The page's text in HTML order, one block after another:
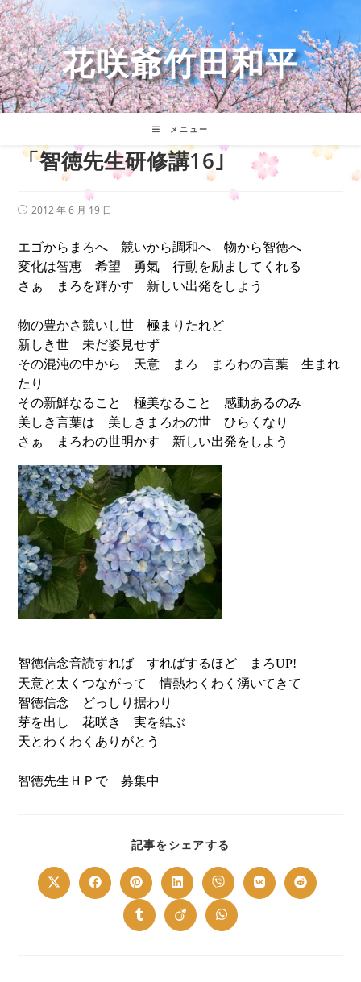
コ
ン
テ
ン
ツ
へ
ス
花咲爺竹田和平
メニュー
「智徳先生研修講16｣
投
開
日:
2012 年 6 月 19 日
エゴからまろへ 競いから調和へ 物から智徳へ
変化は智恵 希望 勇氣 行動を励ましてくれる
さぁ まろを輝かす 新しい出発をしよう
物の豊かさ競いし世 極まりたれど
新しき世 未だ姿見せず
その混沌の中から 天意 まろ まろわの言葉 生まれ
たり
その新鮮なること 極美なること 感動あるのみ
美しき言葉は 美しきまろわの世 ひらくなり
さぁ まろわの世明かす 新しい出発をしよう
智徳信念音読すれば すればするほど まろUP!
天意と太くつながって 情熱わくわく湧いてきて
智徳信念 どっしり据わり
芽を出し 花咲き 実を結ぶ
天とわくわくありがとう
智徳先生ＨＰで 募集中
記事をシェアする
CONTENT
Opens
in
Opens
in
window
Opens
in
a
new
window
Opens
in
a
new
window
Opens
in
new
window
Opens
in
Opens
in
Opens
in
Opens
in
Opens
in